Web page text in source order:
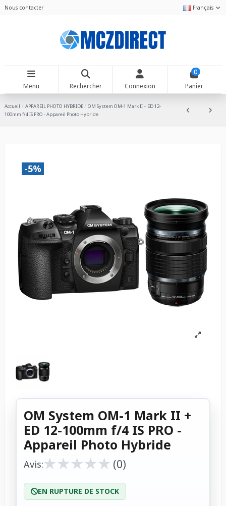
Nous contacter Français
Menu Rechercher Connexion
0
Panier
Accueil APPAREIL PHOTO HYBRIDE
OM System OM-1 Mark II + ED 12-
100mm f/4 IS PRO - Appareil Photo Hybride
-5%
OM System OM-1 Mark II +
ED 12-100mm f/4 IS PRO -
Appareil Photo Hybride
Avis:★
★★
★★
★★
★★
★ (0)
EN RUPTURE DE STOCK